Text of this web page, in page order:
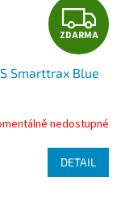
Z
D
A
R
M
A
ZDARMA
Smarttrax Blue
nedostupné
DETAIL